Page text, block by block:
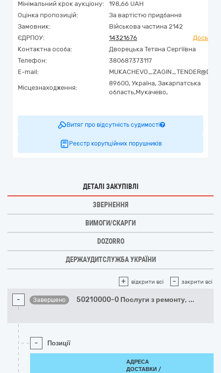
Мінімальний крок аукціону:
198,66 UAH
Оцінка пропозицій:
За вартістю придбання
Замовник:
Військова частина 2142
ЄДРПОУ:
14321676
Досьє
Контактна особа:
Дворецька Тетяна Сергіївна
Телефон:
380687373117
E-mail:
Місцезнаходження:
89600, Україна, Закарпатська
область,Мукачево,
Витяг про відсутність судимості
Реєстр корупційних порушників
ДЕТАЛІ ЗАКУПІВЛІ
ЗВЕРНЕННЯ
ВИМОГИ/СКАРГИ
DOZORRO
ДЕРЖАУДИТСЛУЖБА УКРАЇНИ
+ відкрити всі - закрити всі
- Завершено 50210000-0 Послуги з ремонту, ...
- Позиції
АДРЕСА
ДОСТАВКИ /